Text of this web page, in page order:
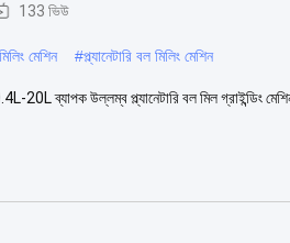
133 ভিউ
মেশিন #প্ল্যানেটারি বল মিলিং মেশিন
20L ব্যাপক উল্লম্ব প্ল্যানেটারি বল মিল গ্রাইন্ডিং